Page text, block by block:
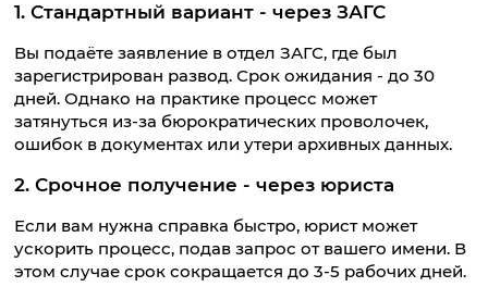
1. Стандартный вариант - через ЗАГС
Вы подаёте заявление в отдел ЗАГС, где был
зарегистрирован развод. Срок ожидания - до 30
дней. Однако на практике процесс может
затянуться из-за бюрократических проволочек,
ошибок в документах или утери архивных данных.
2. Срочное получение - через юриста
Если вам нужна справка быстро, юрист может
ускорить процесс, подав запрос от вашего имени. В
этом случае срок сокращается до 3-5 рабочих дней.